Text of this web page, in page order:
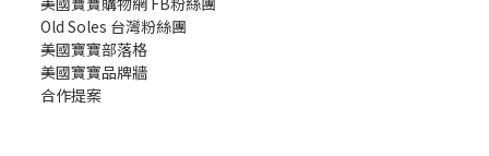
Old Soles 台灣粉絲團
美國寶寶部落格
美國寶寶品牌牆
合作提案